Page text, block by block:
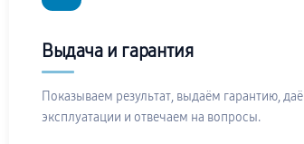
Выдача и гарантия
Показываем результат, выдаём гарантию,
эксплуатации и отвечаем на вопросы.